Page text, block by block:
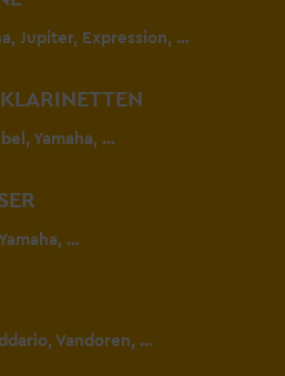
Jupiter, Expression, …
Yamaha, …
…
Vandoren, …